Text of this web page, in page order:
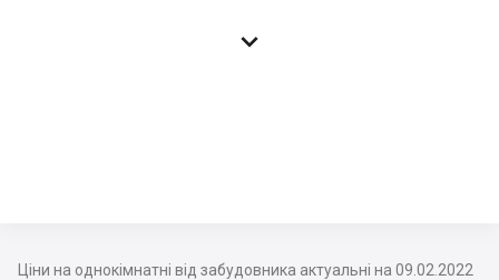

Ціни на однокімнатні від забудовника актуальні на 09.02.2022